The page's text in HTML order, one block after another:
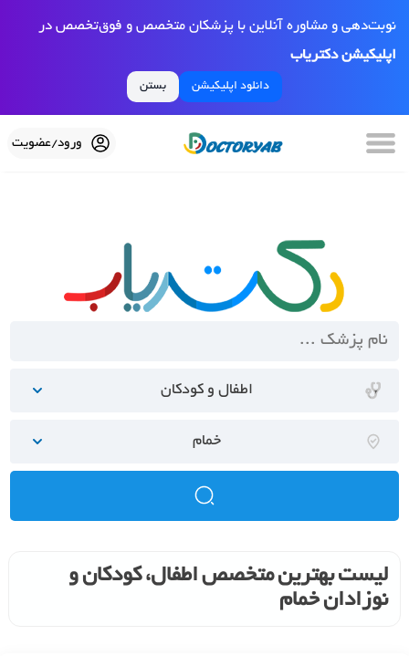
نوبت‌دهی و مشاوره آنلاین با پزشکان متخصص و فوق‌تخصص در
اپلیکیشن دکتریاب
دانلود اپلیکیشن بستن
ورود/عضویت
اطفال و کودکان
خمام
لیست بهترین متخصص اطفال، کودکان و
نوزادان خمام